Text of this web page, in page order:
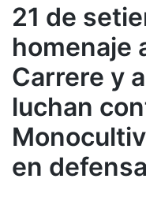
21 de
homenaje
Carrere y
luchan
en